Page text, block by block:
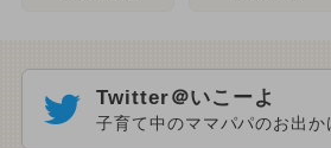
Twitter＠いこーよ
子育て中のママパパのお出か